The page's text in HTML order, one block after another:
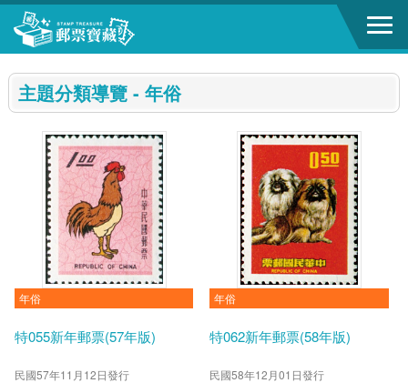
跳到主要內容區塊
主題分類導覽 - 年俗
年俗
特055新年郵票(57年版)
民國57年11月12日發行
年俗
特062新年郵票(58年版)
民國58年12月01日發行